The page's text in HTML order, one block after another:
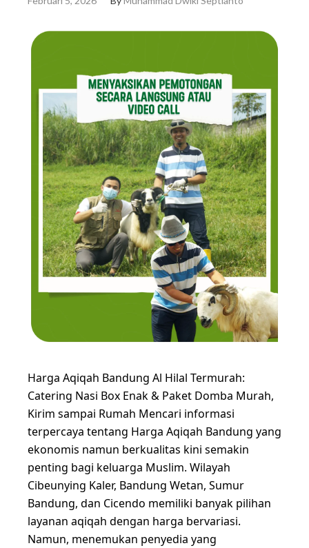
Harga Aqiqah Bandung Al Hilal Termurah:
Catering Nasi Box Enak & Paket Domba Murah,
Kirim sampai Rumah Mencari informasi
terpercaya tentang Harga Aqiqah Bandung yang
ekonomis namun berkualitas kini semakin
penting bagi keluarga Muslim. Wilayah
Cibeunying Kaler, Bandung Wetan, Sumur
Bandung, dan Cicendo memiliki banyak pilihan
layanan aqiqah dengan harga bervariasi.
Namun, menemukan penyedia yang